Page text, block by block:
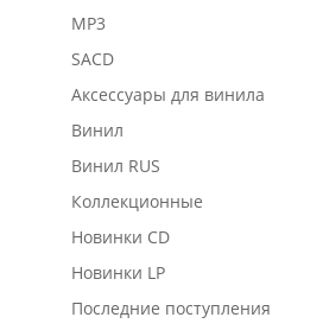
MP3
SACD
Аксессуары для винила
Винил
Винил RUS
Коллекционные
Новинки CD
Новинки LP
Последние поступления